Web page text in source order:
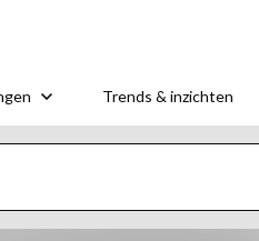
Trends & inzichten